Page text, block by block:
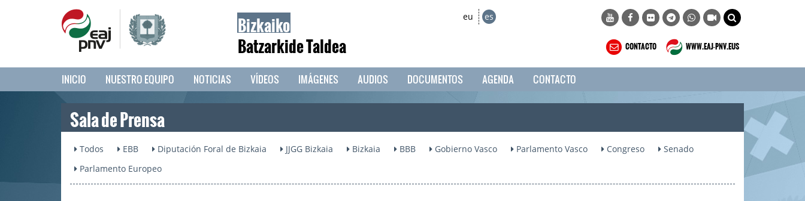
Bizkaiko
Batzarkide Taldea
eu es
CONTACTO WWW.EAJ-PNV.EUS
INICIO NUESTRO EQUIPO NOTICIAS VÍDEOS IMÁGENES AUDIOS DOCUMENTOS AGENDA CONTACTO
Sala de Prensa
Todos EBB Diputación Foral de Bizkaia JJGG Bizkaia Bizkaia BBB Gobierno Vasco Parlamento Vasco Congreso
Senado
Parlamento Europeo